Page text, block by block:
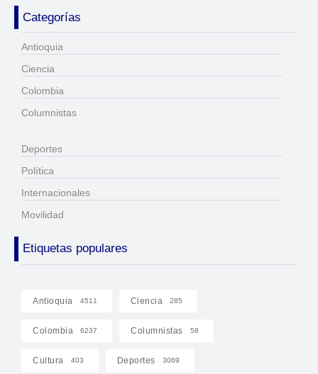
Categorías
Antioquia
Ciencia
Colombia
Columnistas
Deportes
Política
Internacionales
Movilidad
Etiquetas populares
Antioquia 4511 Ciencia 285
Colombia 6237 Columnistas 58
Cultura 403 Deportes 3069